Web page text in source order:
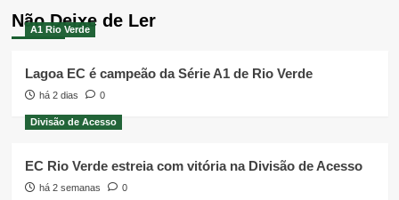
Não Deixe de Ler
A1 Rio Verde
Lagoa EC é campeão da Série A1 de Rio Verde
há 2 dias 0
Divisão de Acesso
EC Rio Verde estreia com vitória na Divisão de Acesso
há 2 semanas 0